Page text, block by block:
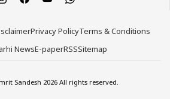
Privacy PolicyTerms & Conditions
NewsE-paperRSSSitemap
Sandesh 2026 All rights reserved.